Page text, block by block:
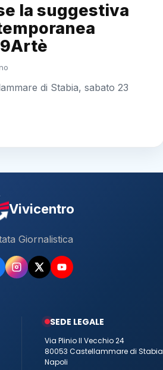
la suggestiva
di Stabia, sabato 23
Vivicentro
Giornalistica
SEDE LEGALE
Via Plinio Il Vecchio 24
80053 Castellammare di Stabia
Napoli